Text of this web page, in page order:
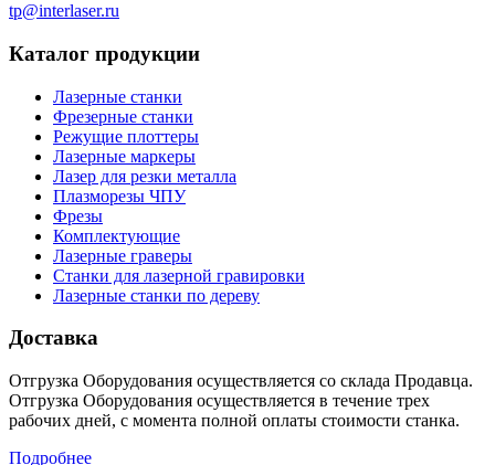
tp@interlaser.ru
Каталог продукции
Лазерные станки
Фрезерные станки
Режущие плоттеры
Лазерные маркеры
Лазер для резки металла
Плазморезы ЧПУ
Фрезы
Комплектующие
Лазерные граверы
Станки для лазерной гравировки
Лазерные станки по дереву
Доставка
Отгрузка Оборудования осуществляется со склада Продавца.
Отгрузка Оборудования осуществляется в течение трех
рабочих дней, с момента полной оплаты стоимости станка.
Подробнее